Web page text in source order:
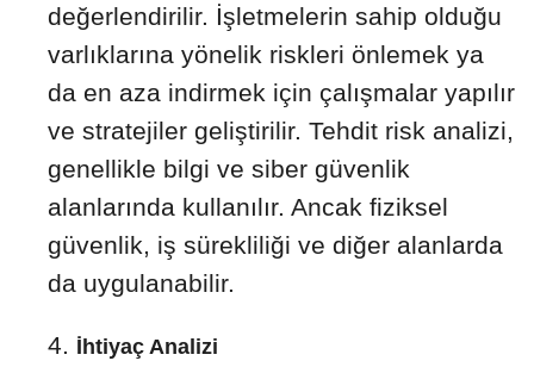
değerlendirilir. İşletmelerin sahip olduğu
varlıklarına yönelik riskleri önlemek ya
da en aza indirmek için çalışmalar yapılır
ve stratejiler geliştirilir. Tehdit risk analizi,
genellikle bilgi ve siber güvenlik
alanlarında kullanılır. Ancak fiziksel
güvenlik, iş sürekliliği ve diğer alanlarda
da uygulanabilir.
İhtiyaç Analizi